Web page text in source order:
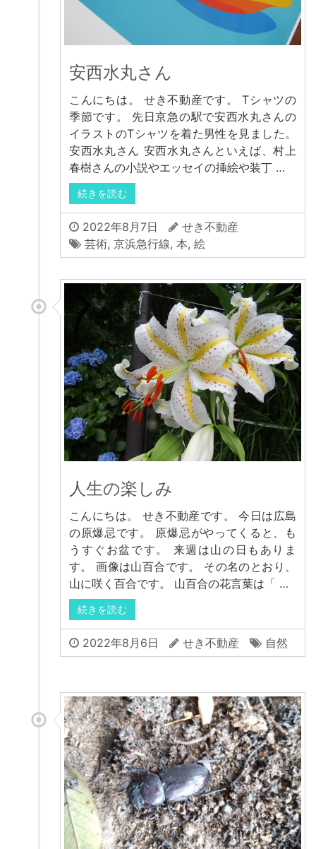
安西水丸さん
こんにちは。 せき不動産です。 Tシャツの
季節です。 先日京急の駅で安西水丸さんの
イラストのTシャツを着た男性を見ました。
安西水丸さん 安西水丸さんといえば、村上
春樹さんの小説やエッセイの挿絵や装丁 …
続きを読む
2022年8月7日
せき不動産
芸術, 京浜急行線, 本, 絵
人生の楽しみ
こんにちは。 せき不動産です。 今日は広島
の原爆忌です。 原爆忌がやってくると、も
うすぐお盆です。 来週は山の日もありま
す。 画像は山百合です。 その名のとおり、
山に咲く百合です。 山百合の花言葉は「 …
続きを読む
2022年8月6日 せき不動産 自然